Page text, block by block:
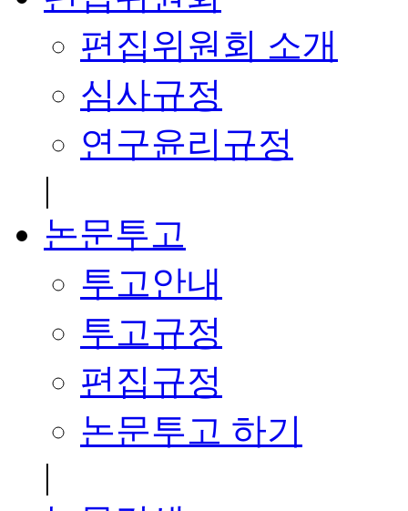
편집위원회 소개
심사규정
연구윤리규정
|
논문투고
투고안내
투고규정
편집규정
논문투고 하기
|